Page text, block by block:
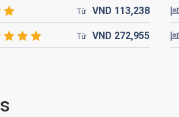
Từ VND 113,238
Từ VND 272,955